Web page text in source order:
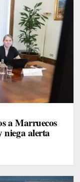
a Marruecos
niega alerta